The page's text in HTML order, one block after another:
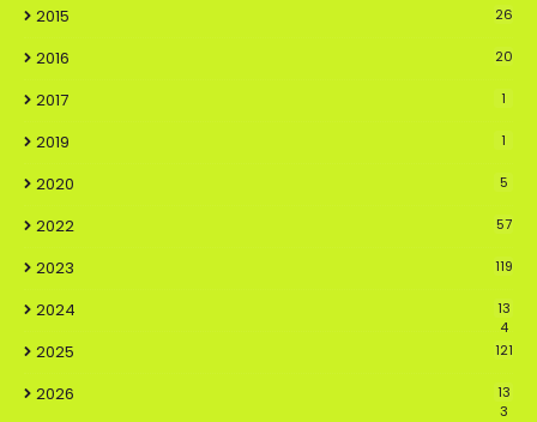
2015 26
2016 20
2017 1
2019 1
2020 5
2022 57
2023 119
2024
13
4
2025 121
2026
13
3